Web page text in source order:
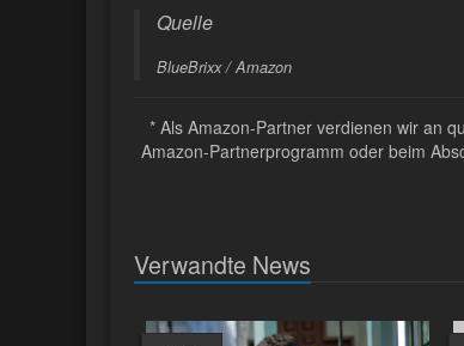
Quelle
BlueBrixx / Amazon
* Als Amazon-Partner verdienen wir an
Amazon-Partnerprogramm oder beim
Verwandte News